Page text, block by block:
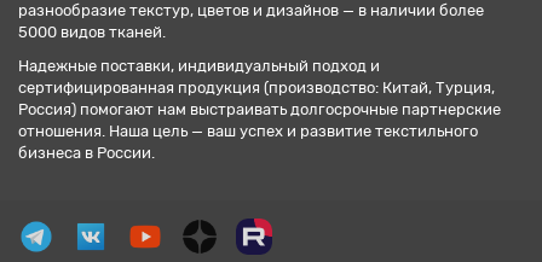
разнообразие текстур, цветов и дизайнов — в наличии более
5000 видов тканей.
Надежные поставки, индивидуальный подход и
сертифицированная продукция (производство: Китай, Турция,
Россия) помогают нам выстраивать долгосрочные партнерские
отношения. Наша цель — ваш успех и развитие текстильного
бизнеса в России.